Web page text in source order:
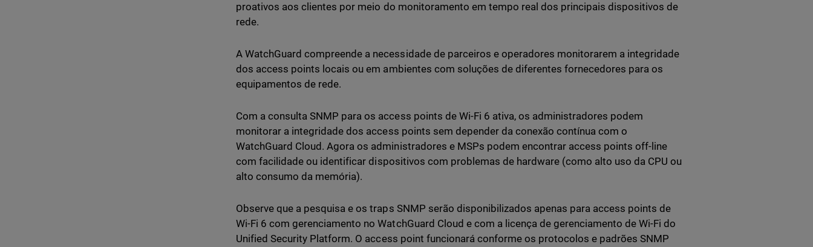
proativos aos clientes por meio do monitoramento em tempo real dos principais dispositivos de
rede.
A WatchGuard compreende a necessidade de parceiros e operadores monitorarem a integridade
dos access points locais ou em ambientes com soluções de diferentes fornecedores para os
equipamentos de rede.
Com a consulta SNMP para os access points de Wi-Fi 6 ativa, os administradores podem
monitorar a integridade dos access points sem depender da conexão contínua com o
WatchGuard Cloud. Agora os administradores e MSPs podem encontrar access points off-line
com facilidade ou identificar dispositivos com problemas de hardware (como alto uso da CPU ou
alto consumo da memória).
Observe que a pesquisa e os traps SNMP serão disponibilizados apenas para access points de
Wi-Fi 6 com gerenciamento no WatchGuard Cloud e com a licença de gerenciamento de Wi-Fi do
Unified Security Platform. O access point funcionará conforme os protocolos e padrões SNMP